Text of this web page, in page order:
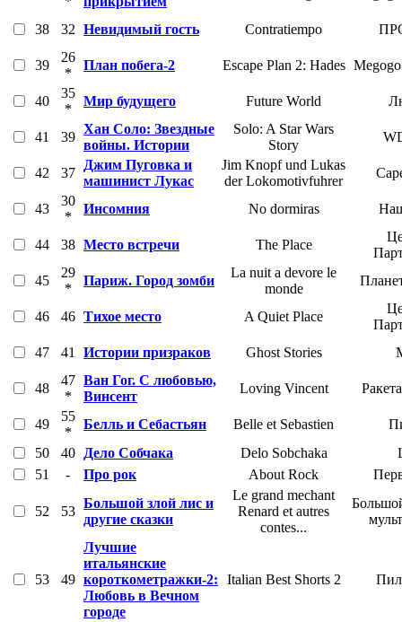
38 32 Невидимый гость Contratiempo
39
26
*
План побега-2 Escape Plan 2: Hades
40
35
*
Мир будущего Future World
41 39
Хан Соло: Звездные
войны. Истории
Solo: A Star Wars
Story
42 37
Джим Пуговка и
машинист Лукас
Jim Knopf und Lukas
der Lokomotivfuhrer
43
30
*
Инсомния No dormiras
44 38 Место встречи The Place
45
29
*
Париж. Город зомби
La nuit a devore le
monde
46 46 Тихое место A Quiet Place
47
41 Истории призраков Ghost Stories
48
47
*
Ван Гог. С любовью,
Винсент
Loving Vincent
49
55
*
Белль и Себастьян Belle et Sebastien
50
40 Дело Собчака Delo Sobchaka
51
- Про рок About Rock
52 53
Большой злой лис и
другие сказки
Le grand mechant
Renard et autres
contes...
53 49
Лучшие
итальянские
короткометражки-2:
Любовь в Вечном
городе
Italian Best Shorts 2